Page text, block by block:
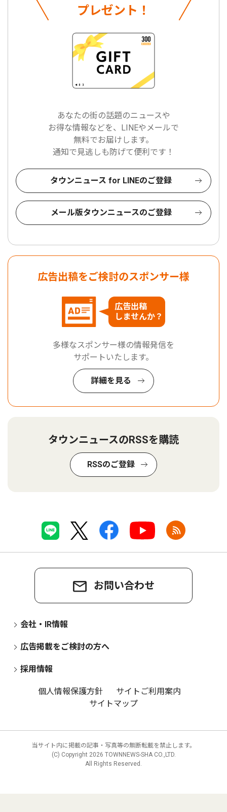
プレゼント！
あなたの街の話題のニュースや
お得な情報などを、LINEやメールで
無料でお届けします。
通知で見逃しも防げて便利です！
タウンニュース for LINEのご登録
メール版タウンニュースのご登録
広告出稿をご検討のスポンサー様
広告出稿
しませんか？
多様なスポンサー様の情報発信を
サポートいたします。
詳細を見る
タウンニュースのRSSを購読
RSSのご登録
お問い合わせ
会社・IR情報
広告掲載をご検討の方へ
採用情報
個人情報保護方針
サイトご利用案内
サイトマップ
当サイト内に掲載の記事・写真等の無断転載を禁止します。
(C) Copyright 2026 TOWNNEWS-SHA CO.,LTD.
All Rights Reserved.